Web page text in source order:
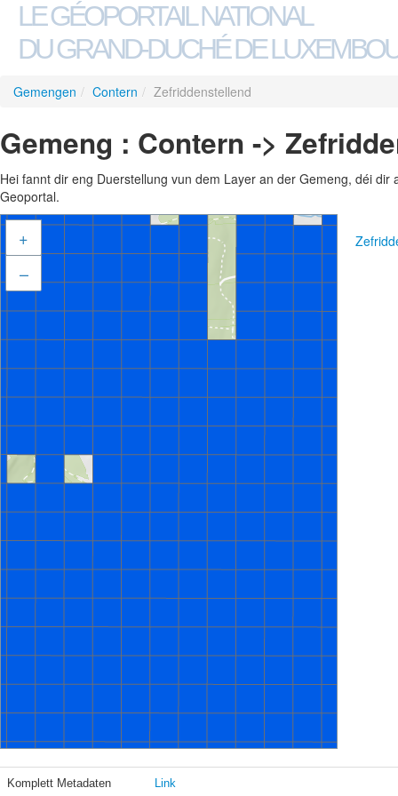
LE GÉOPORTAIL NATIONAL
DU GRAND-DUCHÉ DE
Gemengen / Contern / Zefriddenstellend
Gemeng : Contern ->
Hei fannt dir eng Duerstellung vun dem Layer an der Gemeng, déi
Geoportal.
+
–
Komplett Metadaten Link